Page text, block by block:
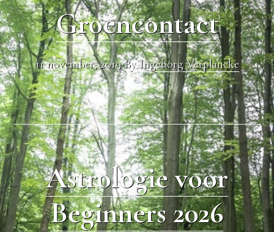
Groencontact
11 november, 2019ByIngeborg Verplancke
Astrologie voor
Beginners 2026